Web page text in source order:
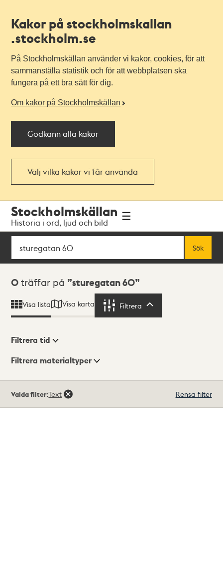
Kakor på stockholmskallan
.stockholm.se
På Stockholmskällan använder vi kakor, cookies, för att
sammanställa statistik och för att webbplatsen ska
fungera på ett bra sätt för dig.
Om kakor på Stockholmskällan
Godkänn alla kakor
Välj vilka kakor vi får använda
navigationen
huvudinnehållet
Stockholmskällan
Historia i ord, ljud och bild
Sök
Sök
Sökresultat
0 träffar på sturegatan 60
Visa lista Visa karta Filtrera
Visningsläge
Filtrera tid
Filtrera materialtyper
träffar
Valda filter:Text Rensa filter